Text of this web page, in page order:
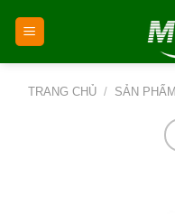
TRANG CHỦ / SẢN PHẨM